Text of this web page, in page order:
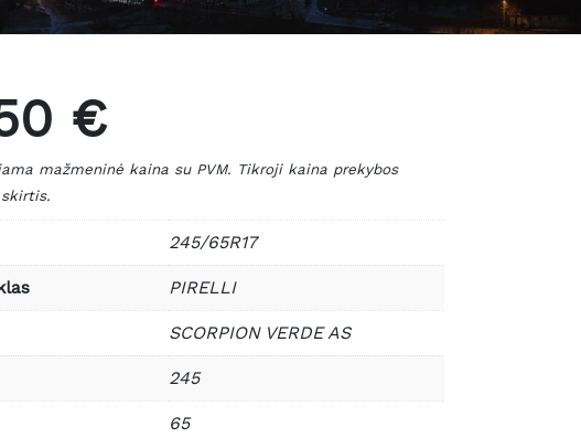
€
mažmeninė kaina su PVM. Tikroji kaina prekybos
245/65R17
PIRELLI
SCORPION VERDE AS
245
65